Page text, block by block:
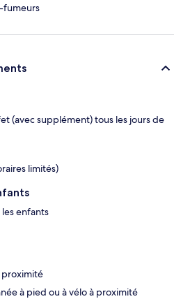
fumeurs
(avec supplément) tous les jours de
limités)
enfants
proximité
à pied ou à vélo à proximité